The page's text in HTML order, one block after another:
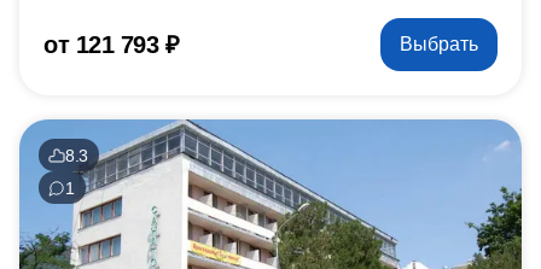
от 121 793 ₽ Выбрать
8.3
1